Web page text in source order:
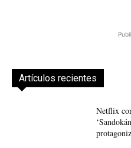
Artículos recientes
Netflix